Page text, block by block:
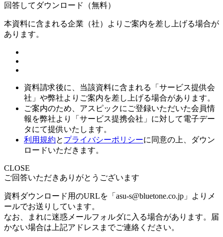
回答してダウンロード （無料）
本資料に含まれる企業（社）よりご案内を差し上げる場合が
あります。
資料請求後に、当該資料に含まれる「サービス提供会
社」や弊社よりご案内を差し上げる場合があります。
ご案内のため、アスピックにご登録いただいた会員情
報を弊社より「サービス提携会社」に対して電子デー
タにて提供いたします。
利用規約と プライバシーポリシーに同意の上、ダウン
ロードいただきます。
CLOSE
ご回答いただきありがとうございます
資料ダウンロード用のURLを「asu-s@bluetone.co.jp」よりメ
ールでお送りしています。
なお、まれに迷惑メールフォルダに入る場合があります。届
かない場合は上記アドレスまでご連絡ください。